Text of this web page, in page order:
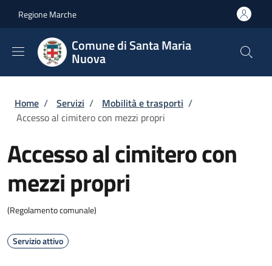
Regione Marche
Comune di Santa Maria
Nuova
Briciole di pane
Home / Servizi / Mobilità e trasporti /
Accesso al cimitero con mezzi propri
Accesso al cimitero con
mezzi propri
(Regolamento comunale)
Servizio attivo